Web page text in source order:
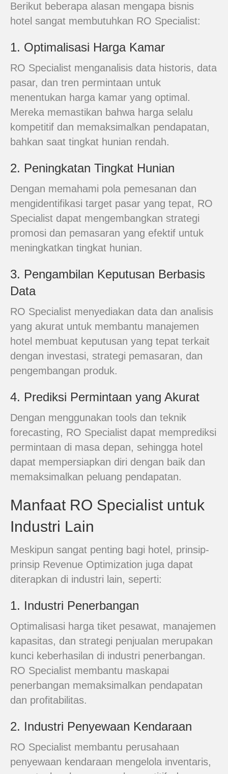
Berikut beberapa alasan mengapa bisnis
hotel sangat membutuhkan RO Specialist:
1. Optimalisasi Harga Kamar
RO Specialist menganalisis data historis, data
pasar, dan tren permintaan untuk
menentukan harga kamar yang optimal.
Mereka memastikan bahwa harga selalu
kompetitif dan memaksimalkan pendapatan,
bahkan saat tingkat hunian rendah.
2. Peningkatan Tingkat Hunian
Dengan memahami pola pemesanan dan
mengidentifikasi target pasar yang tepat, RO
Specialist dapat mengembangkan strategi
promosi dan pemasaran yang efektif untuk
meningkatkan tingkat hunian.
3. Pengambilan Keputusan Berbasis
Data
RO Specialist menyediakan data dan analisis
yang akurat untuk membantu manajemen
hotel membuat keputusan yang tepat terkait
dengan investasi, strategi pemasaran, dan
pengembangan produk.
4. Prediksi Permintaan yang Akurat
Dengan menggunakan tools dan teknik
forecasting, RO Specialist dapat memprediksi
permintaan di masa depan, sehingga hotel
dapat mempersiapkan diri dengan baik dan
memaksimalkan peluang pendapatan.
Manfaat RO Specialist untuk
Industri Lain
Meskipun sangat penting bagi hotel, prinsip-
prinsip Revenue Optimization juga dapat
diterapkan di industri lain, seperti:
1. Industri Penerbangan
Optimalisasi harga tiket pesawat, manajemen
kapasitas, dan strategi penjualan merupakan
kunci keberhasilan di industri penerbangan.
RO Specialist membantu maskapai
penerbangan memaksimalkan pendapatan
dan profitabilitas.
2. Industri Penyewaan Kendaraan
RO Specialist membantu perusahaan
penyewaan kendaraan mengelola inventaris,